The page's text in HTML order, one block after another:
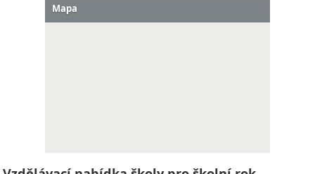
Mapa